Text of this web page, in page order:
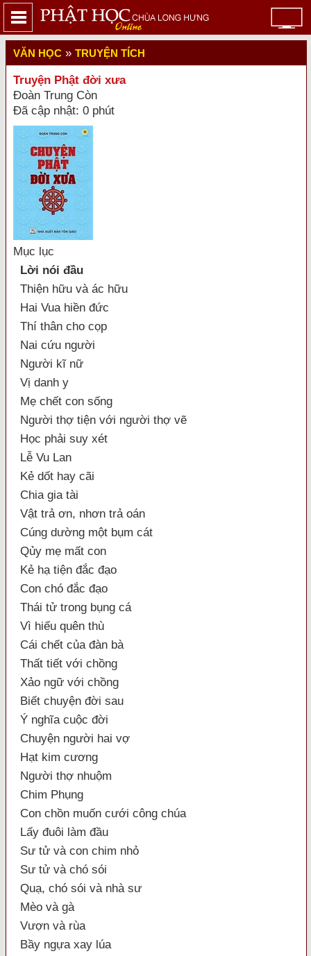
VĂN HỌC » TRUYỆN TÍCH
Truyện Phật đời xưa
Đoàn Trung Còn
Đã cập nhật: 0 phút
Mục lục
Lời nói đầu
Thiện hữu và ác hữu
Hai Vua hiền đức
Thí thân cho cọp
Nai cứu người
Người kĩ nữ
Vị danh y
Mẹ chết con sống
Người thợ tiện với người thợ vẽ
Học phải suy xét
Lễ Vu Lan
Kẻ dốt hay cãi
Chia gia tài
Vật trả ơn, nhơn trả oán
Cúng dường một bụm cát
Qủy mẹ mất con
Kẻ hạ tiện đắc đạo
Con chó đắc đạo
Thái tử trong bụng cá
Vì hiếu quên thù
Cái chết của đàn bà
Thất tiết với chồng
Xảo ngữ với chồng
Biết chuyện đời sau
Ý nghĩa cuộc đời
Chuyện người hai vợ
Hạt kim cương
Người thợ nhuộm
Chim Phụng
Con chồn muốn cưới công chúa
Lấy đuôi làm đầu
Sư tử và con chim nhỏ
Sư tử và chó sói
Quạ, chó sói và nhà sư
Mèo và gà
Vượn và rùa
Bầy ngựa xay lúa